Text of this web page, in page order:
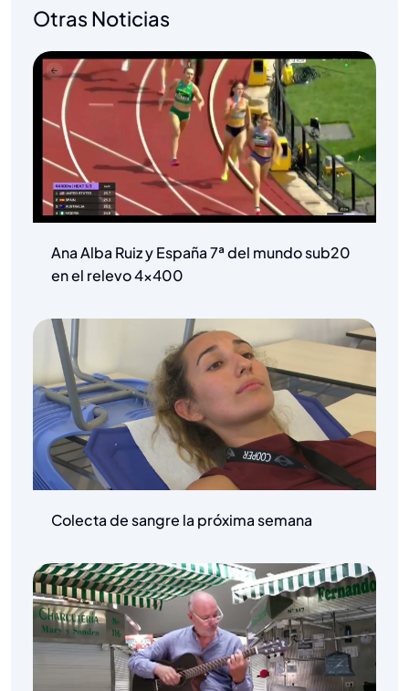
Otras Noticias
Ana Alba Ruiz y España 7ª del mundo sub20
en el relevo 4×400
Colecta de sangre la próxima semana